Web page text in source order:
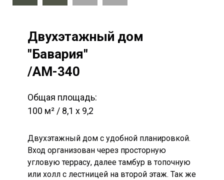
Двухэтажный дом
"Бавария"
/AM-340
Общая площадь:
100 м² / 8,1 х 9,2
Двухэтажный дом с удобной планировкой.
Вход организован через просторную
угловую террасу, далее тамбур в топочную
или холл с лестницей на второй этаж. Так же